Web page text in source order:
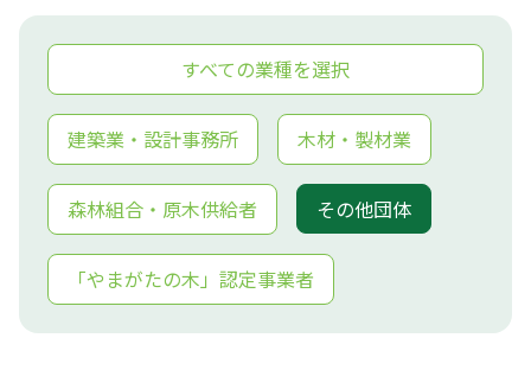
すべての業種を選択
建築業・設計事務所 木材・製材業
森林組合・原木供給者 その他団体
「やまがたの木」認定事業者